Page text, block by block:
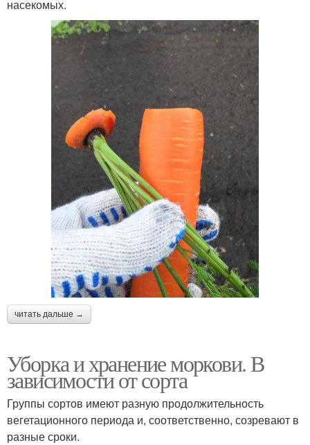
насекомых.
читать дальше →
Уборка и хранение моркови. В
зависимости от сорта
Группы сортов имеют разную продолжительность
вегетационного периода и, соответственно, созревают в
разные сроки.